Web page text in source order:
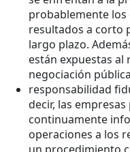
probablemente los
resultados a corto
largo plazo.
están expuestas al
negociación
responsabilidad
decir, las
continuamente
operaciones a los